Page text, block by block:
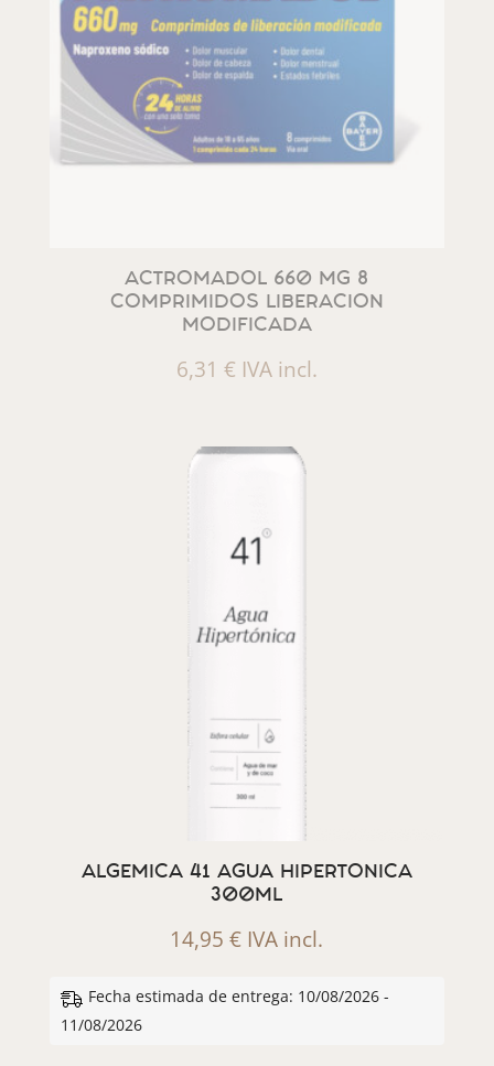
ACTROMADOL 660 MG 8
COMPRIMIDOS LIBERACION
MODIFICADA
6,31 € IVA incl.
ALGEMICA 41 AGUA HIPERTONICA
300ML
14,95€ IVA incl.
Fecha estimada de entrega: 10/08/2026 -
11/08/2026